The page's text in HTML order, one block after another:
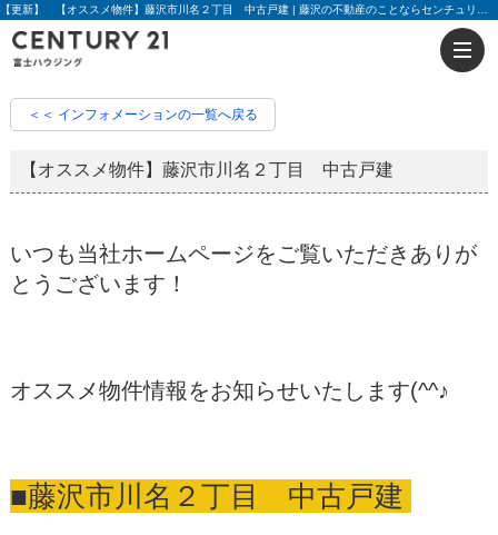
＜＜ インフォメーションの一覧へ戻る
【オススメ物件】藤沢市川名２丁目 中古戸建
いつも当社ホームページをご覧いただきありが
とうございます！
オススメ物件情報をお知らせいたします(^^♪
■藤沢市川名２丁目 中古戸建